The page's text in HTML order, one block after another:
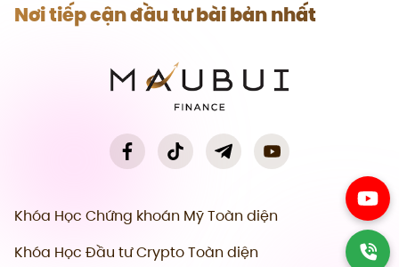
Nơi tiếp cận đầu tư bài bản nhất
Khóa Học Chứng khoán Mỹ Toàn diện
Khóa Học Đầu tư Crypto Toàn diện